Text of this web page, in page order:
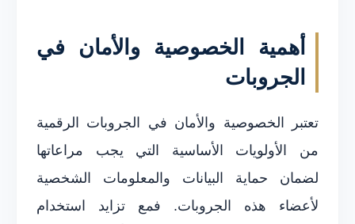
أهمية الخصوصية والأمان في
الجروبات
تعتبر الخصوصية والأمان في الجروبات الرقمية
من الأولويات الأساسية التي يجب مراعاتها
لضمان حماية البيانات والمعلومات الشخصية
لأعضاء هذه الجروبات. فمع تزايد استخدام